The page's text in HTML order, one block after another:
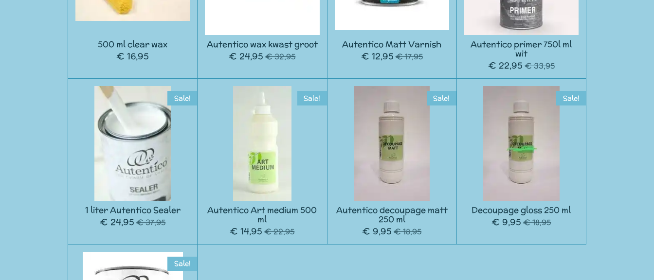
500 ml clear wax
€ 16,95
Autentico wax kwast groot
€ 24,95 € 32,95
Autentico Matt Varnish
€ 12,95 € 17,95
Autentico primer 750l ml
wit
€ 22,95 € 33,95
Sale!
1 liter Autentico Sealer
€ 24,95 € 37,95
Sale!
Autentico Art medium 500
ml
€ 14,95 € 22,95
Sale!
Autentico decoupage matt
250 ml
€ 9,95 € 18,95
Sale!
Decoupage gloss 250 ml
€ 9,95 € 18,95
Sale!